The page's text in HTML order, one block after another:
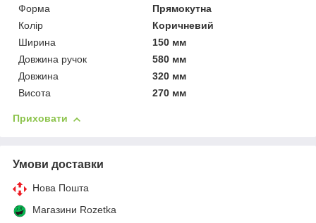
Форма
Прямокутна
Колір
Коричневий
Ширина
150 мм
Довжина ручок
580 мм
Довжина
320 мм
Висота
270 мм
Приховати
Умови доставки
Нова Пошта
Магазини Rozetka